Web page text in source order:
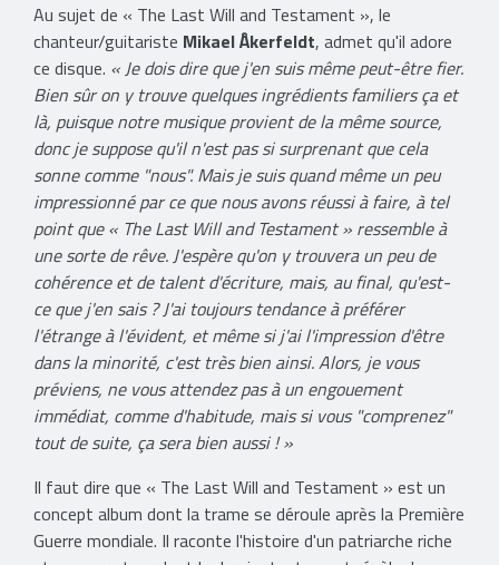
Au sujet de « The Last Will and Testament », le
chanteur/guitariste Mikael Åkerfeldt, admet qu'il adore
ce disque. « Je dois dire que j'en suis même peut-être fier.
Bien sûr on y trouve quelques ingrédients familiers ça et
là, puisque notre musique provient de la même source,
donc je suppose qu'il n'est pas si surprenant que cela
sonne comme "nous". Mais je suis quand même un peu
impressionné par ce que nous avons réussi à faire, à tel
point que « The Last Will and Testament » ressemble à
une sorte de rêve. J'espère qu'on y trouvera un peu de
cohérence et de talent d'écriture, mais, au final, qu'est-
ce que j'en sais ? J'ai toujours tendance à préférer
l'étrange à l'évident, et même si j'ai l'impression d'être
dans la minorité, c'est très bien ainsi. Alors, je vous
préviens, ne vous attendez pas à un engouement
immédiat, comme d'habitude, mais si vous "comprenez"
tout de suite, ça sera bien aussi ! »
Il faut dire que « The Last Will and Testament » est un
concept album dont la trame se déroule après la Première
Guerre mondiale. Il raconte l'histoire d'un patriarche riche